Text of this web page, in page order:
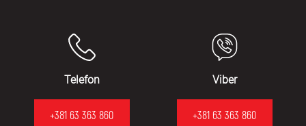
Telefon
+381 63 363 860
Viber
+381 63 363 860